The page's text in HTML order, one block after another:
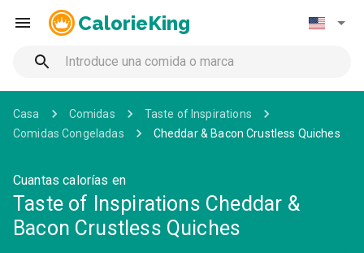
CalorieKing
Casa Comidas
Taste of Inspirations
Comidas Congeladas
Cheddar & Bacon Crustless Quiches
Cuantas calorías en
Taste of Inspirations Cheddar &
Bacon Crustless Quiches